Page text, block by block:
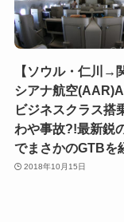
【ソウル・仁川→
シアナ航空
ビジネスクラス搭
わや事故?!最新鋭
でまさかのGTBを
2018年10月15日